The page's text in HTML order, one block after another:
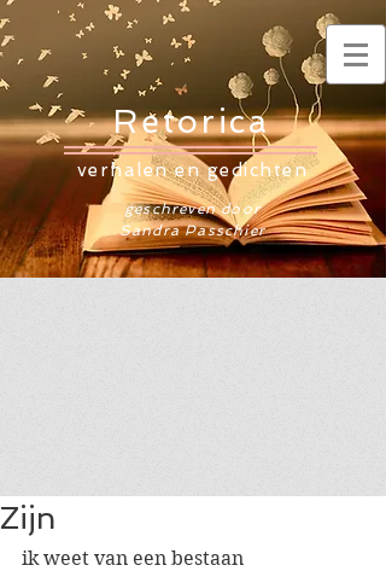
Retorica
verhalen en gedichten
geschreven door
Sandra Passchier
Zijn
ik weet van een bestaan